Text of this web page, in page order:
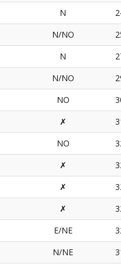
N
N/NO
N
N/NO
NO
✗
NO
✗
✗
✗
E/NE
N/NE